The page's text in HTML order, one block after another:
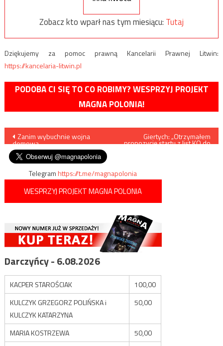
Zobacz kto wparł nas tym miesiącu: Tutaj
Dziękujemy za pomoc prawną Kancelarii Prawnej Litwin:
https://kancelaria-litwin.pl
PODOBA CI SIĘ TO CO ROBIMY? WESPRZYJ PROJEKT
MAGNA POLONIA!
Nawigacja
wpisu
Zanim wybuchnie wojna
domowa
Giertych: „Otrzymałem
propozycję startu z list KO do
Telegramhttps://t.me/magnapolonia
WESPRZYJ PROJEKT MAGNA POLONIA
Darczyńcy - 6.08.2026
KACPER STAROŚCIAK
100,00
KULCZYK GRZEGORZ POLIŃSKA i
KULCZYK KATARZYNA
50,00
MARIA KOSTRZEWA
50,00